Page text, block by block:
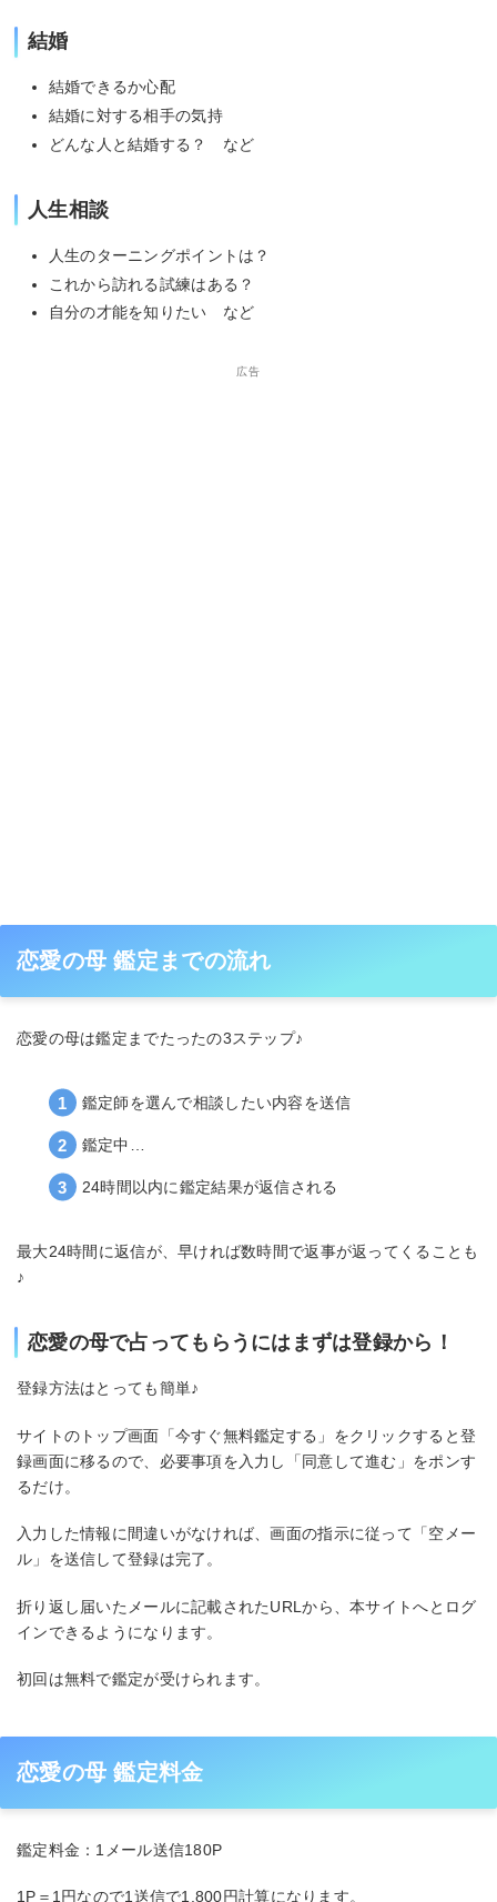
結婚
結婚できるか心配
結婚に対する相手の気持
どんな人と結婚する？ など
人生相談
人生のターニングポイントは？
これから訪れる試練はある？
自分の才能を知りたい など
広告
恋愛の母 鑑定までの流れ
恋愛の母は鑑定までたったの3ステップ♪
鑑定師を選んで相談したい内容を送信
鑑定中…
24時間以内に鑑定結果が返信される
最大24時間に返信が、早ければ数時間で返事が返ってくることも
♪
恋愛の母で占ってもらうにはまずは登録から！
登録方法はとっても簡単♪
サイトのトップ画面「今すぐ無料鑑定する」をクリックすると登
録画面に移るので、必要事項を入力し「同意して進む」をポンす
るだけ。
入力した情報に間違いがなければ、画面の指示に従って「空メー
ル」を送信して登録は完了。
折り返し届いたメールに記載されたURLから、本サイトへとログ
インできるようになります。
初回は無料で鑑定が受けられます。
恋愛の母 鑑定料金
鑑定料金：1メール送信180P
1P＝1円なので1送信で1,800円計算になります。